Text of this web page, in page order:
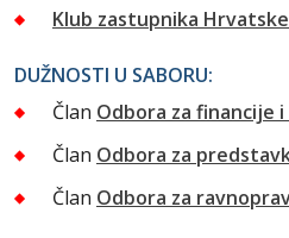
Klub zastupnika
DUŽNOSTI U SABORU:
Član Odbora za financije
Član Odbora za
Član Odbora za